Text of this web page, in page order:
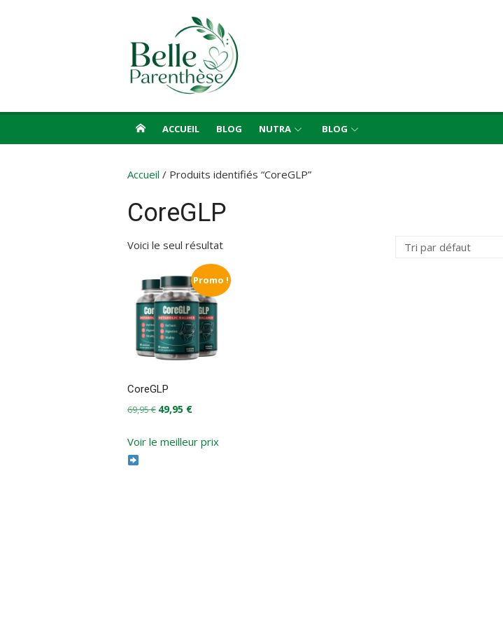
ACCUEIL BLOG NUTRA BLOG
Accueil / Produits identifiés “CoreGLP”
CoreGLP
Voici le seul résultat
Promo !
CoreGLP
69,95€ Le
initial
49,95 €Le
actuel
Voir le meilleur prix